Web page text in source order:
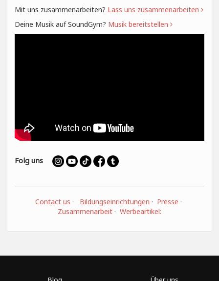
Mit uns zusammenarbeiten? Lass uns zusammenarbeiten
Deine Musik auf SoundGym? Musik bereitstellen
Folg uns
Contact us · Bildungseinrichtungen · Presse ·
Zusammenarbeit · Werbeartikel: